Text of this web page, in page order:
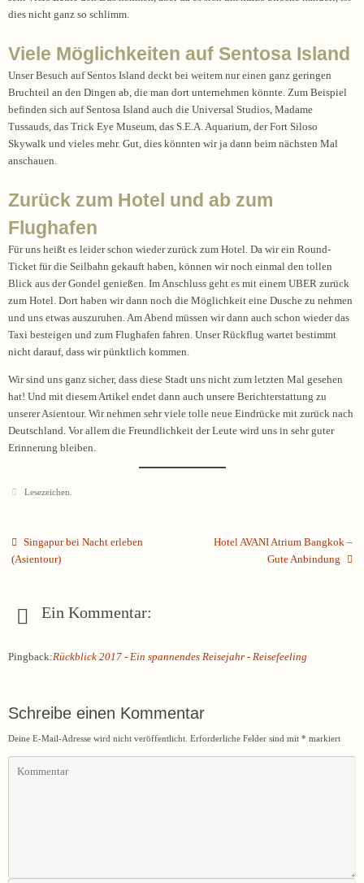
dies nicht ganz so schlimm.
Viele Möglichkeiten auf Sentosa Island
Unser Besuch auf Sentos Island deckt bei weitem nur einen ganz geringen
Bruchteil an den Dingen ab, die man dort unternehmen könnte. Zum Beispiel
befinden sich auf Sentosa Island auch die Universal Studios, Madame
Tussauds, das Trick Eye Museum, das S.E.A. Aquarium, der Fort Siloso
Skywalk und vieles mehr. Gut, dies könnten wir ja dann beim nächsten Mal
anschauen.
Zurück zum Hotel und ab zum
Flughafen
Für uns heißt es leider schon wieder zurück zum Hotel. Da wir ein Round-
Ticket für die Seilbahn gekauft haben, können wir noch einmal den tollen
Blick aus der Gondel genießen. Im Anschluss geht es mit einem UBER zurück
zum Hotel. Dort haben wir dann noch die Möglichkeit eine Dusche zu nehmen
und uns etwas auszuruhen. Am Abend müssen wir dann auch schon wieder das
Taxi besteigen und zum Flughafen fahren. Unser Rückflug wartet bestimmt
nicht darauf, dass wir pünktlich kommen.
Wir sind uns ganz sicher, dass diese Stadt uns nicht zum letzten Mal gesehen
hat! Und mit diesem Artikel endet dann auch unsere Berichterstattung zu
unserer Asientour. Wir nehmen sehr viele tolle neue Eindrücke mit zurück nach
Deutschland. Vor allem die Freundlichkeit der Leute wird uns in sehr guter
Erinnerung bleiben.
Lesezeichen
Singapur bei Nacht erleben
(Asientour)
Hotel AVANI Atrium Bangkok –
Gute Anbindung
Ein Kommentar:
Pingback:Rückblick 2017 - Ein spannendes Reisejahr - Reisefeeling
Schreibe einen Kommentar
Deine E-Mail-Adresse wird nicht veröffentlicht. Erforderliche Felder sind mit * markiert